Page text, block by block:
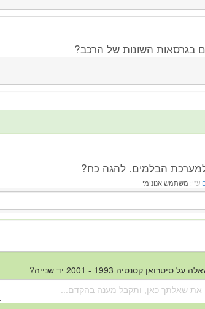
בגרסאות השונות של הרכב?
למערכת הבלמים. להגה כח?
ע"י: משתמש אנונימי
סיטרואן קסנטיה 1993 - 2001 יד שנייה?